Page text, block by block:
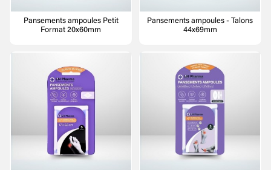
Pansements ampoules Petit
Format 20x60mm
Pansements ampoules - Talons
44x69mm